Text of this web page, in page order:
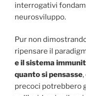
interrogativi
neurosviluppo.
Pur non
ripensare il
e il sistema
quanto si pensasse
precoci potrebbero